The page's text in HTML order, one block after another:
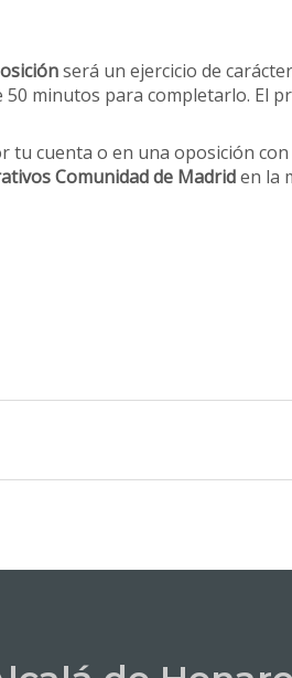
será un ejercicio de
minutos para completarlo. El
cuenta o en una oposición
Comunidad de Madriden la